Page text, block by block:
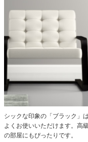
シックな印象の「ブラック」
よくお使いいただけます。高
の部屋にもぴったりです。